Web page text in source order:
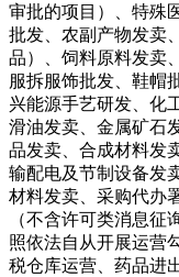
审批的项目）、特殊
批发、农副产物发卖
品）、饲料原料发卖
服拆服饰批发、鞋帽
兴能源手艺研发、化
滑油发卖、金属矿石
品发卖、合成材料发
输配电及节制设备发
材料发卖、采购代办
（不含许可类消息征
照依法自从开展运营
税仓库运营、药品进